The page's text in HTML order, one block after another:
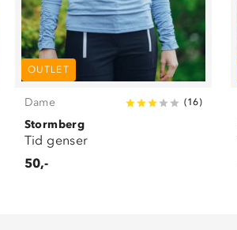
OUTLET
Dame (16)
Stormberg
Tid genser
50,-